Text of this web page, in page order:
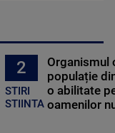
2
STIRI
STIINTA
Organismul
populație
o abilitate
oamenilor